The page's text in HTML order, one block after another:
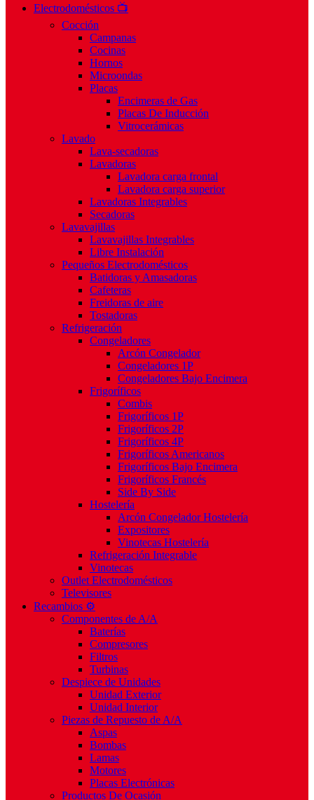
Electrodomésticos 📺
Cocción
Campanas
Cocinas
Hornos
Microondas
Placas
Encimeras de Gas
Placas De Inducción
Vitrocerámicas
Lavado
Lava-secadoras
Lavadoras
Lavadora carga frontal
Lavadora carga superior
Lavadoras Integrables
Secadoras
Lavavajillas
Lavavajillas Integrables
Libre Instalación
Pequeños Electrodomésticos
Batidoras y Amasadoras
Cafeteras
Freidoras de aire
Tostadoras
Refrigeración
Congeladores
Arcón Congelador
Congeladores 1P
Congeladores Bajo Encimera
Frigoríficos
Combis
Frigoríficos 1P
Frigoríficos 2P
Frigoríficos 4P
Frigoríficos Americanos
Frigoríficos Bajo Encimera
Frigoríficos Francés
Side By Side
Hostelería
Arcón Congelador Hostelería
Expositores
Vinotecas Hostelería
Refrigeración Integrable
Vinotecas
Outlet Electrodomésticos
Televisores
Recambios ⚙️
Componentes de A/A
Baterías
Compresores
Filtros
Turbinas
Despiece de Unidades
Unidad Exterior
Unidad Interior
Piezas de Repuesto de A/A
Aspas
Bombas
Lamas
Motores
Placas Electrónicas
Productos De Ocasión